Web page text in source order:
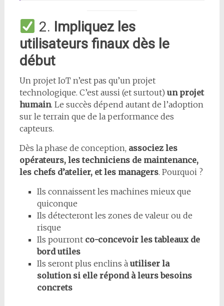
2. Impliquez les
utilisateurs finaux dès le
début
Un projet IoT n’est pas qu’un projet
technologique. C’est aussi (et surtout) un projet
humain. Le succès dépend autant de l’adoption
sur le terrain que de la performance des
capteurs.
Dès la phase de conception, associez les
opérateurs, les techniciens de maintenance,
les chefs d’atelier, et les managers. Pourquoi ?
Ils connaissent les machines mieux que
quiconque
Ils détecteront les zones de valeur ou de
risque
Ils pourront co-concevoir les tableaux de
bord utiles
Ils seront plus enclins à utiliser la
solution si elle répond à leurs besoins
concrets